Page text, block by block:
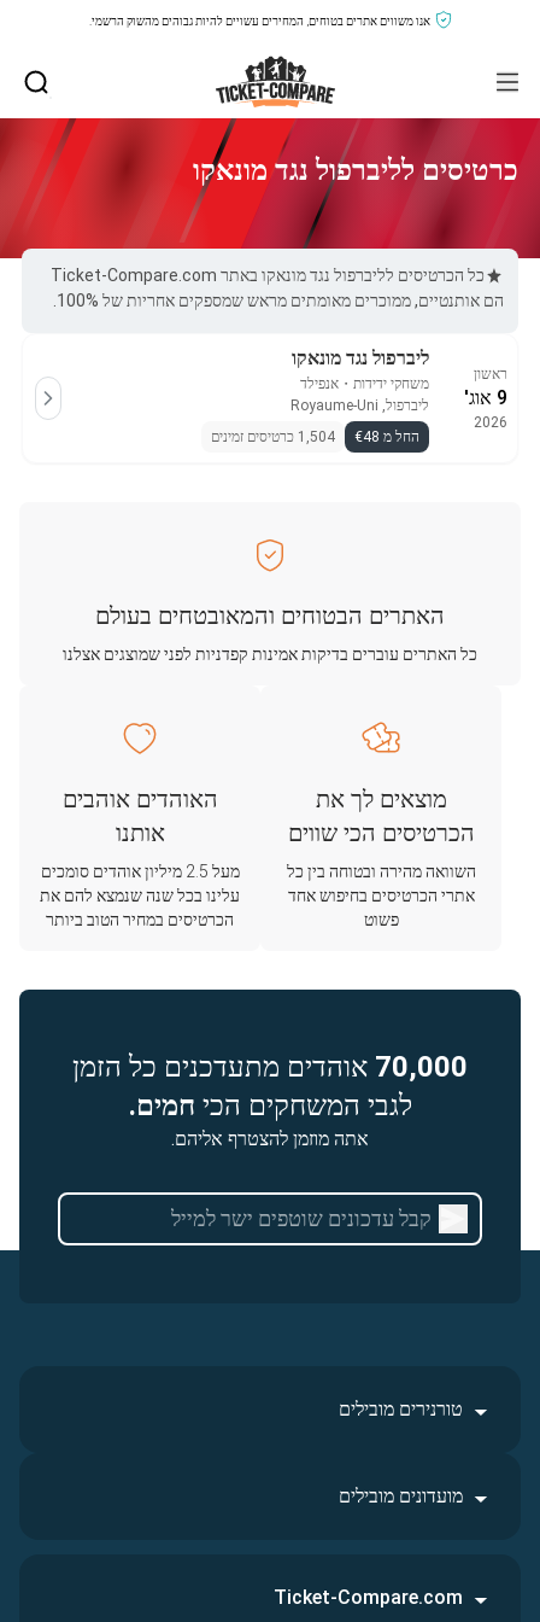
אנו משווים אתרים בטוחים, המחירים עשויים להיות גבוהים מהשוק הרשמי.
כרטיסים לליברפול נגד מונאקו
כל הכרטיסים לליברפול נגד מונאקו באתר Ticket-Compare.com
הם אותנטיים, ממוכרים מאומתים מראש שמספקים אחריות של 100%.
ראשון
9 אוג'
2026
ליברפול נגד מונאקו
משחקי ידידות ・ אנפילד
ליברפול, Royaume-Uni
החל מ €48
1,504 כרטיסים זמינים
האתרים הבטוחים והמאובטחים בעולם
כל האתרים עוברים בדיקות אמינות קפדניות לפני שמוצגים אצלנו
מוצאים לך את
הכרטיסים הכי שווים
השוואה מהירה ובטוחה בין כל
אתרי הכרטיסים בחיפוש אחד
פשוט
האוהדים אוהבים
אותנו
מעל 2.5 מיליון אוהדים סומכים
עלינו בכל שנה שנמצא להם את
הכרטיסים במחיר הטוב ביותר
70,000 אוהדים מתעדכנים כל הזמן
לגבי המשחקים הכי חמים.
אתה מוזמן להצטרף אליהם.
טורנירים מובילים
מועדונים מובילים
Ticket-Compare.com